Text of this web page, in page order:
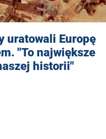
uratowali Europę
"To największe
historii"